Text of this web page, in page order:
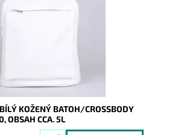
KOŽENÝ BATOH/CROSSBODY
OBSAH CCA. 5L